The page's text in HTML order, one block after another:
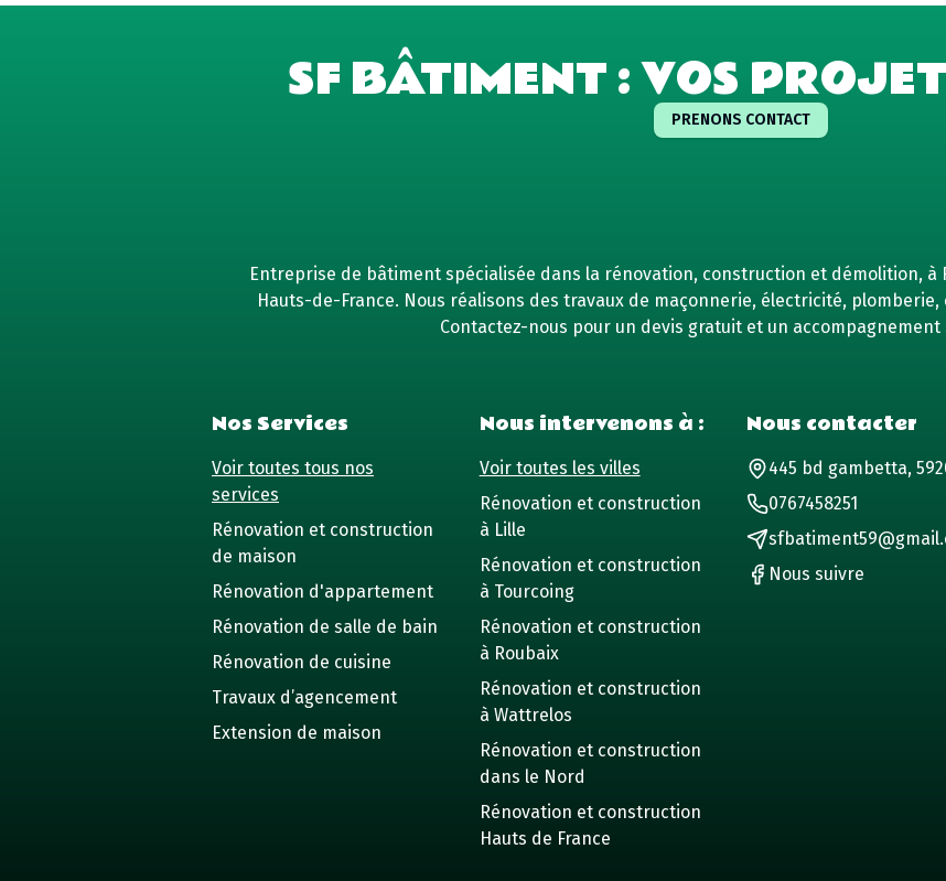
SF BÂTIMENT : VOS
PRENONS CONTACT
Entreprise de bâtiment spécialisée dans la rénovation, construction et démolition, à
Hauts-de-France. Nous réalisons des travaux de maçonnerie, électricité,
Contactez-nous pour un devis gratuit et un accompagnement
Nos Services
Voir toutes tous nos
services
Rénovation et construction
de maison
Rénovation d'appartement
Rénovation de salle de bain
Rénovation de cuisine
Travaux d’agencement
Extension de maison
Nous intervenons à :
Voir toutes les villes
Rénovation et construction
à Lille
Rénovation et construction
à Tourcoing
Rénovation et construction
à Roubaix
Rénovation et construction
à Wattrelos
Rénovation et construction
dans le Nord
Rénovation et construction
Hauts de France
Nous contacter
445 bd gambetta,
0767458251
Nous suivre